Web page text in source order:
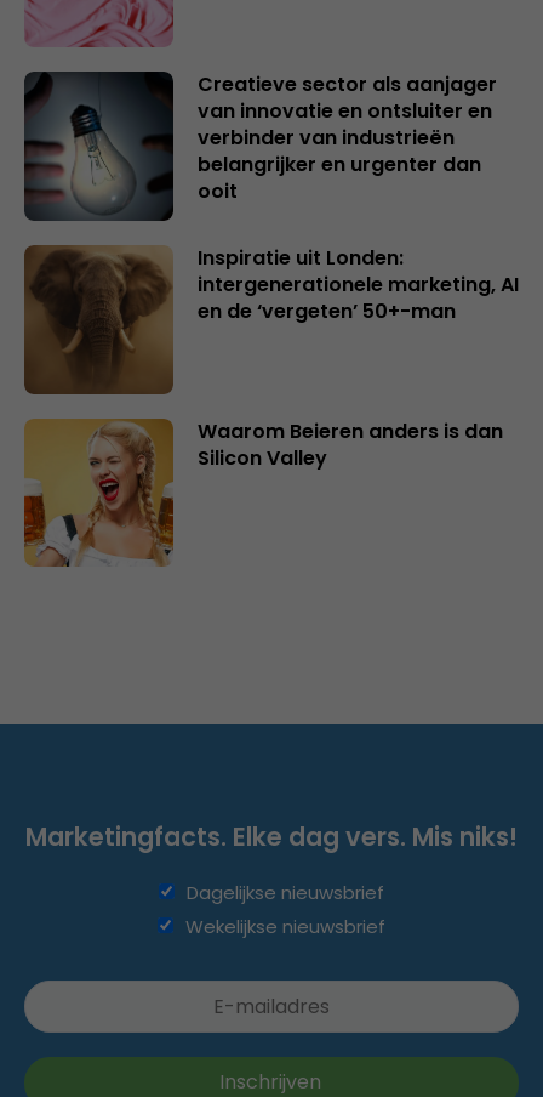
Creatieve sector als aanjager
van innovatie en ontsluiter en
verbinder van industrieën
belangrijker en urgenter dan
ooit
Inspiratie uit Londen:
intergenerationele marketing, AI
en de ‘vergeten’ 50+-man
Waarom Beieren anders is dan
Silicon Valley
Marketingfacts. Elke dag vers. Mis niks!
Dagelijkse nieuwsbrief
Wekelijkse nieuwsbrief